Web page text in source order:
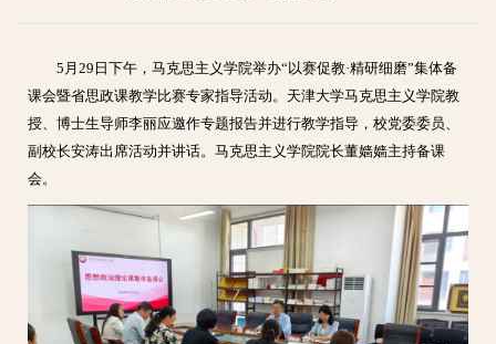
5月29日下午，马克思主义学院举办“以赛促教·精研细磨”集体备
课会暨省思政课教学比赛专家指导活动。天津大学马克思主义学院教
授、博士生导师李丽应邀作专题报告并进行教学指导，校党委委员、
副校长安涛出席活动并讲话。马克思主义学院院长董嫱嫱主持备课
会。